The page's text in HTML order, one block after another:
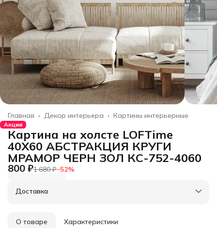
Картины интерьерные
Декор интерьера ›
Главная ›
Акция
Картина на холсте LOFTime
40Х60 АБСТРАКЦИЯ КРУГИ
МРАМОР ЧЕРН ЗОЛ КС-752-4060
800 ₽1 680 ₽−52%
Доставка
О товаре Характеристики